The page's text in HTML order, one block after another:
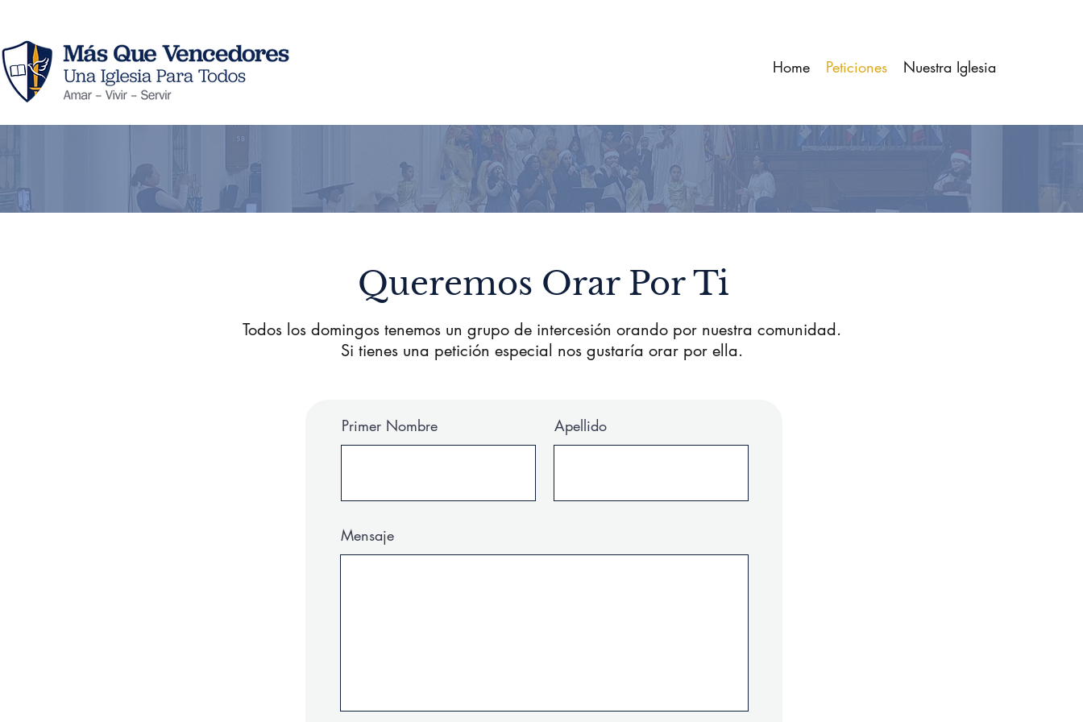
Home Peticiones Nuestra Iglesia
Queremos Orar Por Ti
Todos los domingos tenemos un grupo de intercesión orando por nuestra comunidad.
Si tienes una petición especial nos gustaría orar por ella.
Primer Nombre Apellido
Mensaje